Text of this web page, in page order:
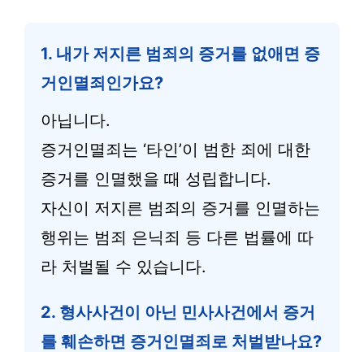
1. 내가 저지른 범죄의 증거를 없애면 증
거인멸죄인가요?
아닙니다.
증거인멸죄는 ‘타인’이 범한 죄에 대한
증거를 인멸했을 때 성립합니다.
자신이 저지른 범죄의 증거를 인멸하는
행위는 범죄 은닉죄 등 다른 법률에 따
라 처벌될 수 있습니다.
2. 형사사건이 아닌 민사사건에서 증거
를 훼손하면 증거인멸죄로 처벌받나요?